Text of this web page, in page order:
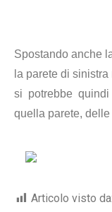
Spostando anche
la parete di
si potrebbe
quella parete,
Articolo visto da: